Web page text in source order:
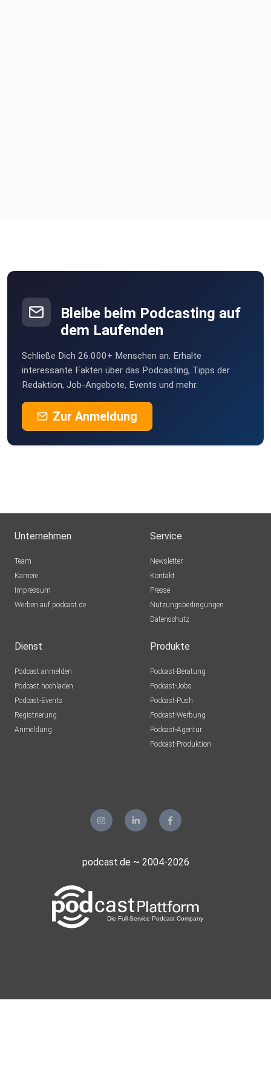
Bleibe beim Podcasting auf
dem Laufenden
Schließe Dich 26.000+ Menschen an. Erhalte
interessante Fakten über das Podcasting, Tipps der
Redaktion, Job-Angebote, Events und mehr.
Zur Anmeldung
Unternehmen
Team
Karriere
Impressum
Werben auf podcast.de
Service
Newsletter
Kontakt
Presse
Nutzungsbedingungen
Datenschutz
Dienst
Podcast anmelden
Podcast hochladen
Podcast-Events
Registrierung
Anmeldung
Produkte
Podcast-Beratung
Podcast-Jobs
Podcast-Push
Podcast-Werbung
Podcast-Agentur
Podcast-Produktion
podcast.de ~ 2004-2026